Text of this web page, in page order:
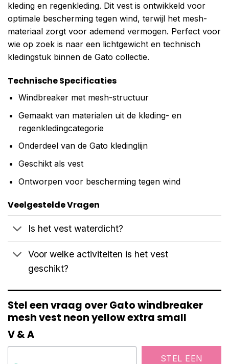
kleding en regenkleding. Dit vest is ontwikkeld voor
optimale bescherming tegen wind, terwijl het mesh-
materiaal zorgt voor ademend vermogen. Perfect voor
wie op zoek is naar een lichtgewicht en technisch
kledingstuk binnen de Gato collectie.
Technische Specificaties
Windbreaker met mesh-structuur
Gemaakt van materialen uit de kleding- en
regenkledingcategorie
Onderdeel van de Gato kledinglijn
Geschikt als vest
Ontworpen voor bescherming tegen wind
Veelgestelde Vragen
Is het vest waterdicht?
Voor welke activiteiten is het vest
geschikt?
Stel een vraag over Gato windbreaker
mesh vest neon yellow extra small
V & A
STEL EEN